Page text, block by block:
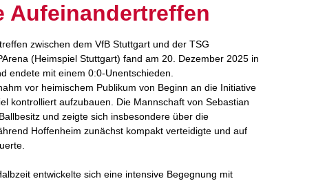
Aufeinandertreffen
zwischen dem VfB Stuttgart und der TSG
(Heimspiel Stuttgart) fand am 20. Dezember 2025 in
endete mit einem 0:0-Unentschieden.
vor heimischem Publikum von Beginn an die Initiative
kontrolliert aufzubauen. Die Mannschaft von Sebastian
und zeigte sich insbesondere über die
Hoffenheim zunächst kompakt verteidigte und auf
entwickelte sich eine intensive Begegnung mit